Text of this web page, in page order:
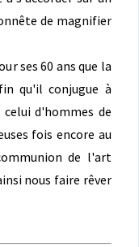
de magnifier
ses 60 ans que la
qu'il conjugue à
d'hommes de
fois encore au
de l'art
nous faire rêver